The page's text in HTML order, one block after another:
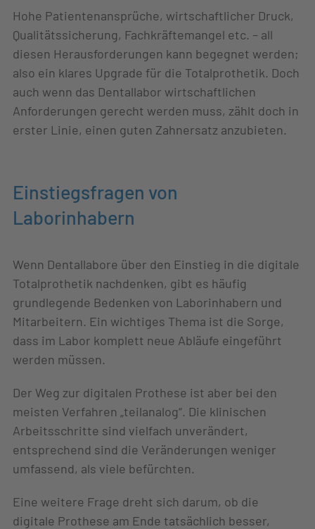
Hohe Patientenansprüche, wirtschaftlicher Druck,
Qualitätssicherung, Fachkräftemangel etc. – all
diesen Herausforderungen kann begegnet werden;
also ein klares Upgrade für die Totalprothetik. Doch
auch wenn das Dentallabor wirtschaftlichen
Anforderungen gerecht werden muss, zählt doch in
erster Linie, einen guten Zahnersatz anzubieten.
Einstiegsfragen von
Laborinhabern
Wenn Dentallabore über den Einstieg in die digitale
Totalprothetik nachdenken, gibt es häufig
grundlegende Bedenken von Laborinhabern und
Mitarbeitern. Ein wichtiges Thema ist die Sorge,
dass im Labor komplett neue Abläufe eingeführt
werden müssen.
Der Weg zur digitalen Prothese ist aber bei den
meisten Verfahren „teilanalog“. Die klinischen
Arbeitsschritte sind vielfach unverändert,
entsprechend sind die Veränderungen weniger
umfassend, als viele befürchten.
Eine weitere Frage dreht sich darum, ob die
digitale Prothese am Ende tatsächlich besser,